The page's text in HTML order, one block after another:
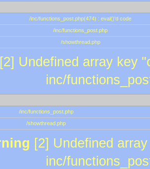
/inc/functions_post.php(474) : eval()'d code
/inc/functions_post.php
/showthread.php
[2] Undefined array key
inc/
/inc/functions_post.php
/showthread.php
[2] Undefined
inc/